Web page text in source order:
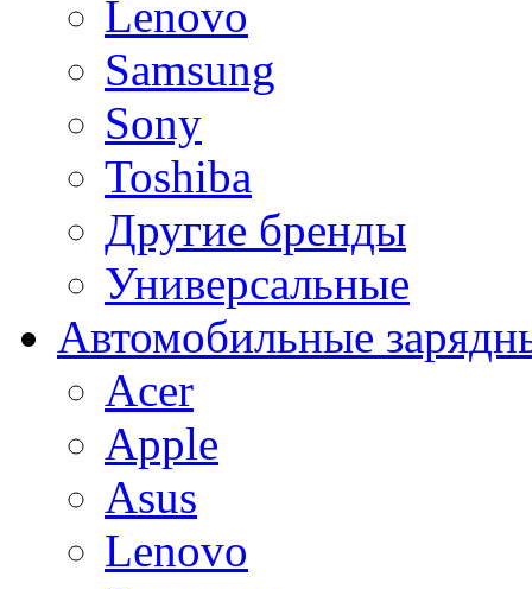
Lenovo
Samsung
Sony
Toshiba
Другие бренды
Универсальные
Автомобильные
Acer
Apple
Asus
Lenovo